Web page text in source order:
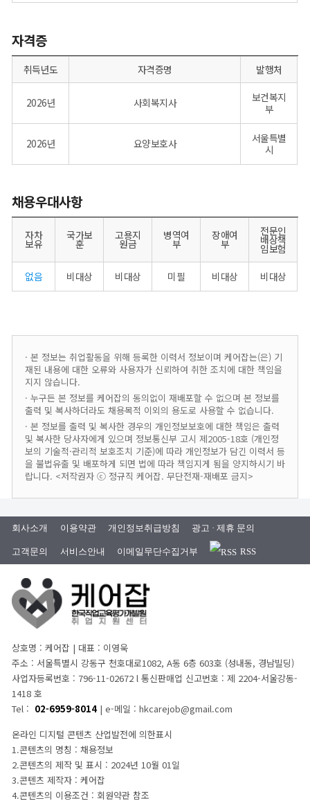
자격증
취득년도 자격증명 발행처
2026년 사회복지사
보건복지
부
2026년 요양보호사
서울특별
시
채용우대사항
자차
보유
국가보
훈
고용지
원금
병역여
부
장애여
부
전문인
배상책
임보험
없음
비대상 비대상 미필 비대상 비대상
· 본 정보는 취업활동을 위해 등록한 이력서 정보이며 케어잡는(은) 기
재된 내용에 대한 오류와 사용자가 신뢰하여 취한 조치에 대한 책임을
지지 않습니다.
· 누구든 본 정보를 케어잡의 동의없이 재배포할 수 없으며 본 정보를
출력 및 복사하더라도 채용목적 이외의 용도로 사용할 수 없습니다.
· 본 정보를 출력 및 복사한 경우의 개인정보보호에 대한 책임은 출력
및 복사한 당사자에게 있으며 정보통신부 고시 제2005-18호 (개인정
보의 기술적·관리적 보호조치 기준)에 따라 개인정보가 담긴 이력서 등
을 불법유출 및 배포하게 되면 법에 따라 책임지게 됨을 양지하시기 바
랍니다. <저작권자 ⓒ 정규직 케어잡. 무단전재-재배포 금지>
회사소개 이용약관 개인정보취급방침 광고 · 제휴 문의
고객문의 서비스안내 이메일무단수집거부 RSS
상호명 : 케어잡 | 대표 : 이영욱
주소 : 서울특별시 강동구 천호대로1082, A동 6층 603호 (성내동, 경남빌딩)
사업자등록번호 : 796-11-02672 l 통신판매업 신고번호 : 제 2204-서울강동-
1418 호
Tel : 02-6959-8014| e-메일 : hkcarejob@gmail.com
온라인 디지털 콘텐츠 산업발전에 의한표시
1.콘텐츠의 명칭 : 채용정보
2.콘텐츠의 제작 및 표시 : 2024년 10월 01일
3.콘텐츠 제작자 : 케어잡
4.콘텐츠의 이용조건 : 회원약관 참조